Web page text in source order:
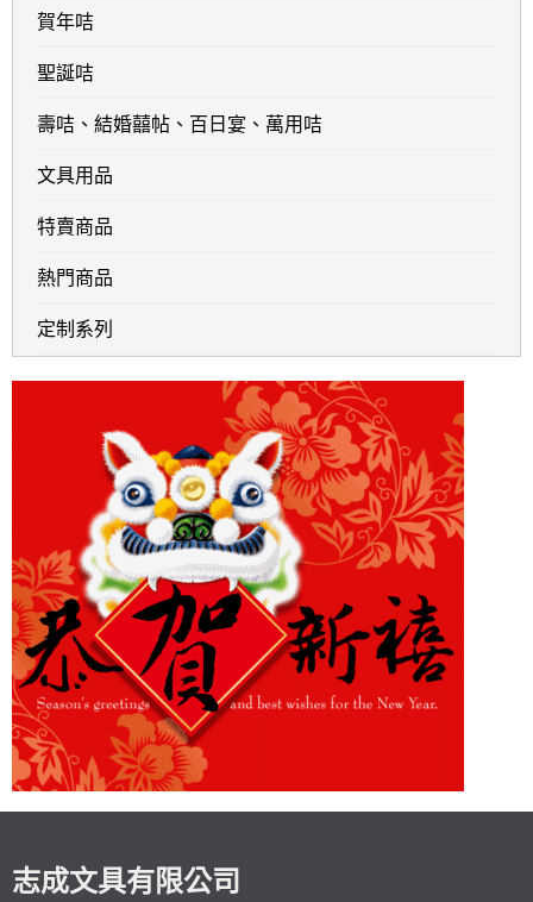
賀年咭
聖誕咭
壽咭、結婚囍帖、百日宴、萬用咭
文具用品
特賣商品
熱門商品
定制系列
志成文具有限公司